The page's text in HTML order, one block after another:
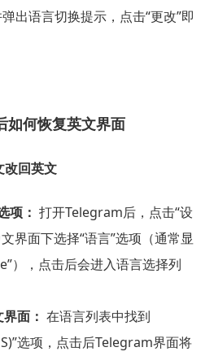
出语言切换提示，点击“更改”即
何恢复英文界面
回英文
项： 打开Telegram后，点击“设
界面下选择“语言”选项（通常显
），点击后会进入语言选择列
面： 在语言列表中找到
选项，点击后Telegram界面将